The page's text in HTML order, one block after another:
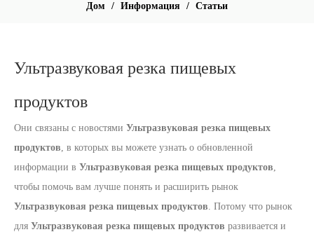
Дом / Информация / Статьи
Ультразвуковая резка пищевых
продуктов
Они связаны с новостями Ультразвуковая резка пищевых
продуктов, в которых вы можете узнать о обновленной
информации в Ультразвуковая резка пищевых продуктов,
чтобы помочь вам лучше понять и расширить рынок
Ультразвуковая резка пищевых продуктов. Потому что рынок
для Ультразвуковая резка пищевых продуктов развивается и